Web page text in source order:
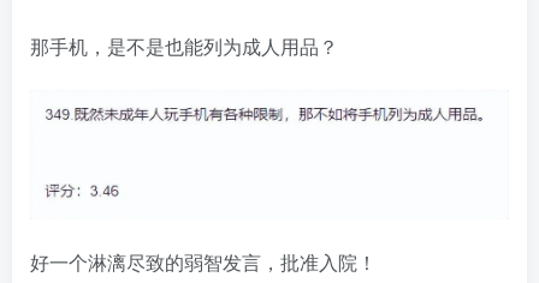
那手机，是不是也能列为成人用品？
好一个淋漓尽致的弱智发言，批准入院！